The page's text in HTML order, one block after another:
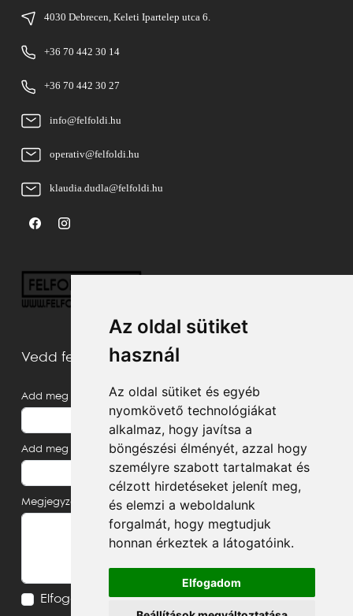
Az oldal sütiket
használ
Az oldal sütiket és egyéb
nyomkövető technológiákat
alkalmaz, hogy javítsa a
böngészési élményét, azzal hogy
személyre szabott tartalmakat és
célzott hirdetéseket jelenít meg,
és elemzi a weboldalunk
forgalmát, hogy megtudjuk
honnan érkeztek a látogatóink.
Elfogadom
4030 Debrecen, Keleti Ipartelep utca 6.
+36 70 442 30 14
+36 70 442 30 27
info@felfoldi.hu
operativ@felfoldi.hu
klaudia.dudla@felfoldi.hu
Vedd fel velünk a kapcsolatot
Add meg a neved
Add meg az e-mail címed
Megjegyzés, üzenet
Elfogadom azAdatvédelmi tájékoztatót